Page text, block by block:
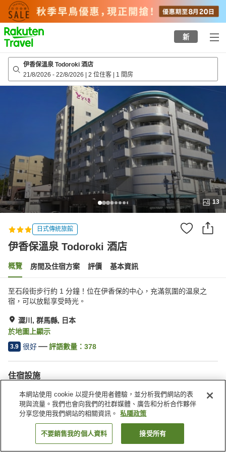
to
top
page
新
伊香保溫泉 Todoroki 酒店
21/8/2026 - 22/8/2026 | 2 位住客 | 1 間房
13
日式傳統旅館
伊香保溫泉 Todoroki 酒店
概覽 房間及住宿方案 評價 基本資訊
至石段街步行約 1 分鐘！位在伊香保的中心，充滿氛圍的温泉之
宿，可以放鬆享受時光。
澀川, 群馬縣, 日本
於地圖上顯示
3.9 很好 評語數量： 378
住宿設施
停車場
桑拿
自動販賣機
商店
找客房
本網站使用 cookie 以提升使用者體驗，並分析我們網站的表
現與流量。我們也會向我們的社群媒體、廣告和分析合作夥伴
分享您使用我們網站的相關資訊。
私隱政策
不要銷售我的個人資料 接受所有